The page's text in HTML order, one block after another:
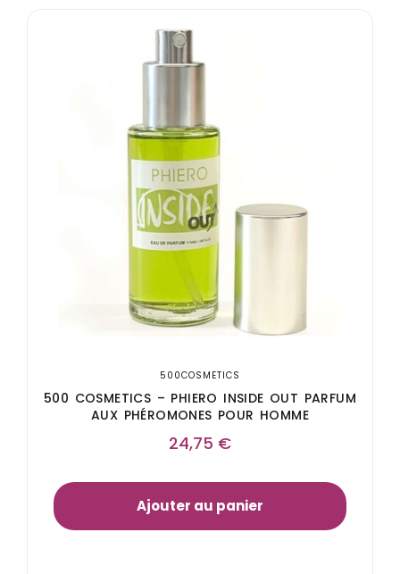
500COSMETICS
500 COSMETICS – PHIERO INSIDE OUT PARFUM
AUX PHÉROMONES POUR HOMME
24,75 €
Ajouter au panier